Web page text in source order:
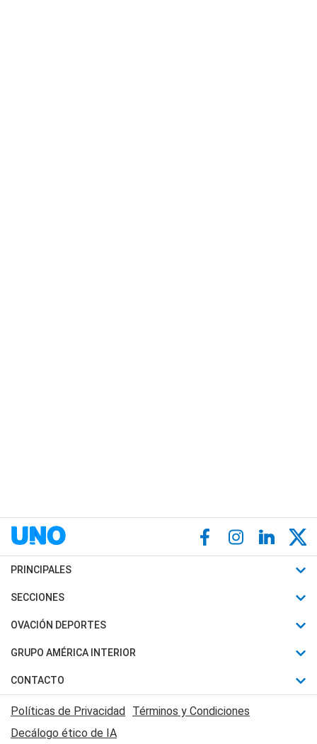
PRINCIPALES
Últimas Noticias
Política
Judiciales
Economia
SECCIONES
Horóscopo
Motores
Trucos caseros
Series y Películas
Edictos y Solicitadas
OVACIÓN DEPORTES
Fútbol
Mundial
Automovilismo
Rugby
GRUPO AMÉRICA INTERIOR
Canal 7 en Vivo
CONTACTO
Acerca de Nosotros
Contactanos
Políticas de Privacidad Términos y Condiciones
Decálogo ético de IA